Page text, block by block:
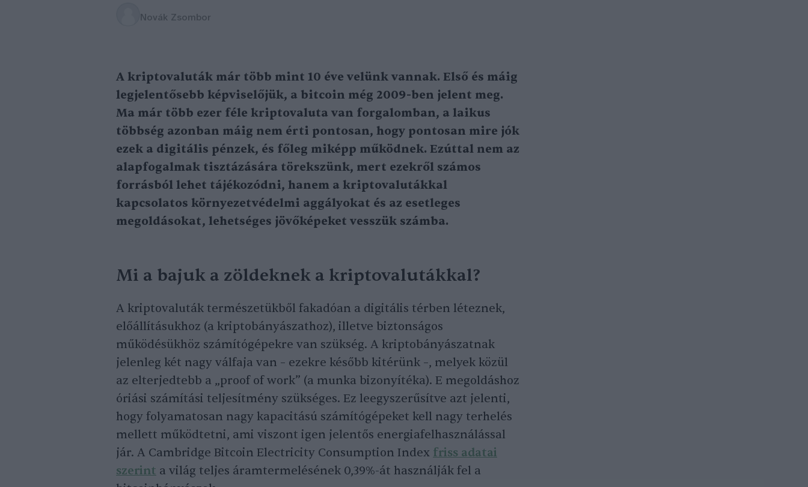
Novák Zsombor
A kriptovaluták már több mint 10 éve velünk vannak. Első és máig
legjelentősebb képviselőjük, a bitcoin még 2009-ben jelent meg.
Ma már több ezer féle kriptovaluta van forgalomban, a laikus
többség azonban máig nem érti pontosan, hogy pontosan mire jók
ezek a digitális pénzek, és főleg miképp működnek. Ezúttal nem az
alapfogalmak tisztázására törekszünk, mert ezekről számos
forrásból lehet tájékozódni, hanem a kriptovalutákkal
kapcsolatos környezetvédelmi aggályokat és az esetleges
megoldásokat, lehetséges jövőképeket vesszük számba.
Mi a bajuk a zöldeknek a kriptovalutákkal?
A kriptovaluták természetükből fakadóan a digitális térben léteznek,
előállításukhoz (a kriptobányászathoz), illetve biztonságos
működésükhöz számítógépekre van szükség. A kriptobányászatnak
jelenleg két nagy válfaja van – ezekre később kitérünk –, melyek közül
az elterjedtebb a „proof of work” (a munka bizonyítéka). E megoldáshoz
óriási számítási teljesítmény szükséges. Ez leegyszerűsítve azt jelenti,
hogy folyamatosan nagy kapacitású számítógépeket kell nagy terhelés
mellett működtetni, ami viszont igen jelentős energiafelhasználással
jár. A Cambridge Bitcoin Electricity Consumption Index friss adatai
szerint a világ teljes áramtermelésének 0,39%-át használják fel a